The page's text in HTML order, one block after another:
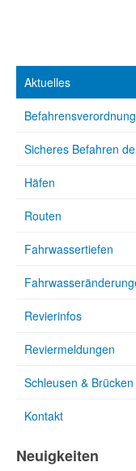
Aktuelles
Befahrensverordnung
Sicheres Befahren
Häfen
Routen
Fahrwassertiefen
Revierinfos
Reviermeldungen
Schleusen & Brücken
Kontakt
Neuigkeiten